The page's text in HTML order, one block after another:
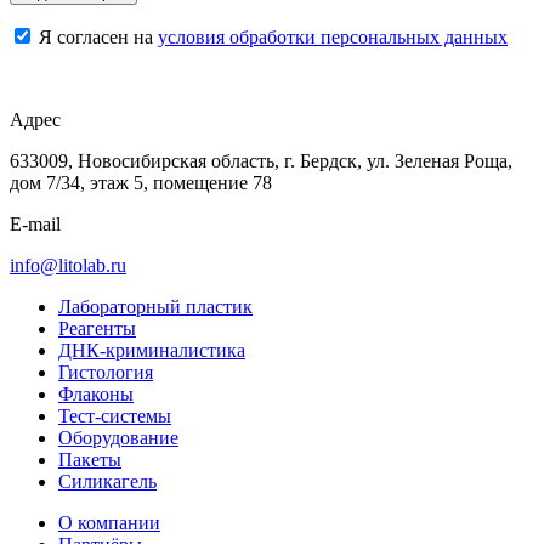
Я согласен на условия обработки персональных данных
Адрес
633009, Новосибирская область, г. Бердск, ул. Зеленая Роща,
дом 7/34, этаж 5, помещение 78
E-mail
info@litolab.ru
Лабораторный пластик
Реагенты
ДНК-криминалистика
Гистология
Флаконы
Тест-системы
Оборудование
Пакеты
Силикагель
О компании